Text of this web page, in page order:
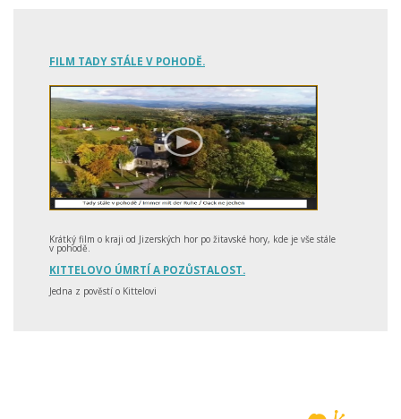
FILM TADY STÁLE V POHODĚ.
Krátký film o kraji od Jizerských hor po žitavské hory, kde je vše stále
v pohodě.
KITTELOVO ÚMRTÍ A POZŮSTALOST.
Jedna z pověstí o Kittelovi